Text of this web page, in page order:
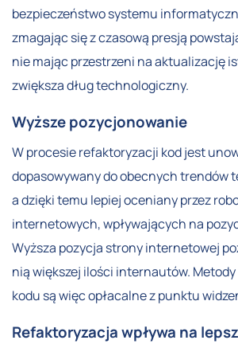
bezpieczeństwo systemu
zmagając się z czasową presją
nie mając przestrzeni na aktualizację
zwiększa dług technologiczny.
Wyższe pozycjonowanie
W procesie refaktoryzacji kod jest
dopasowywany do obecnych trendów
a dzięki temu lepiej oceniany przez
internetowych, wpływających na
Wyższa pozycja strony internetowej
nią większej ilości internautów.
kodu są więc opłacalne z punktu
Refaktoryzacja wpływa na